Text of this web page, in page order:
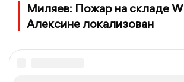
Миляев: Пожар на складе
Алексине локализован